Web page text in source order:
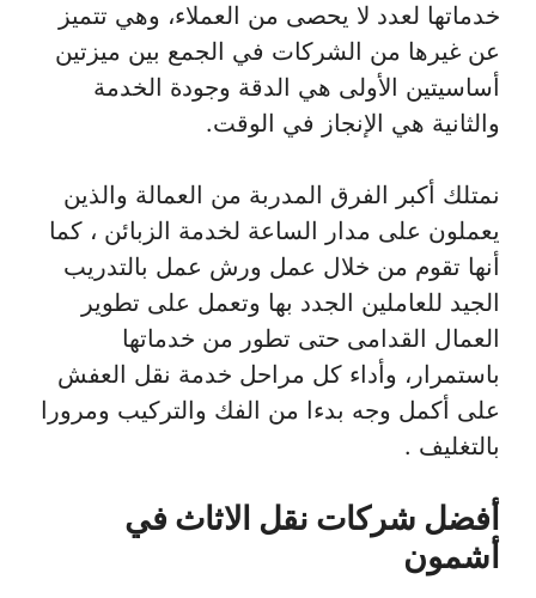
خدماتها لعدد لا يحصى من العملاء، وهي تتميز
عن غيرها من الشركات في الجمع بين ميزتين
أساسيتين الأولى هي الدقة وجودة الخدمة
والثانية هي الإنجاز في الوقت.
نمتلك أكبر الفرق المدربة من العمالة والذين
يعملون على مدار الساعة لخدمة الزبائن ، كما
أنها تقوم من خلال عمل ورش عمل بالتدريب
الجيد للعاملين الجدد بها وتعمل على تطوير
العمال القدامى حتى تطور من خدماتها
باستمرار، وأداء كل مراحل خدمة نقل العفش
على أكمل وجه بدءا من الفك والتركيب ومرورا
بالتغليف .
أفضل شركات نقل الاثاث في
أشمون